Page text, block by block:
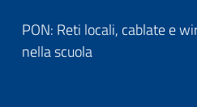
PON: Reti locali, cablate e
nella scuola